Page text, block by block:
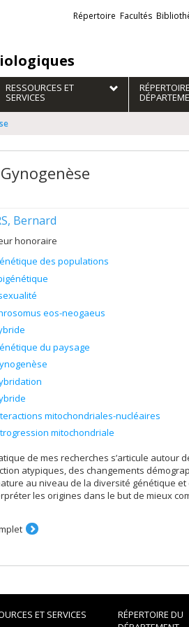
Liens
externes
Répertoire Facultés
RESSOURCES ET
SERVICES
Bernard
honoraire
des populations
eos-neogaeus
du paysage
mitochondriales-nucléaires
mitochondriale
de mes recherches s’articule
atypiques, des changements
au niveau de la diversité génétique
les origines dans le but de mieux
ET SERVICES
RÉPERTOIRE DU